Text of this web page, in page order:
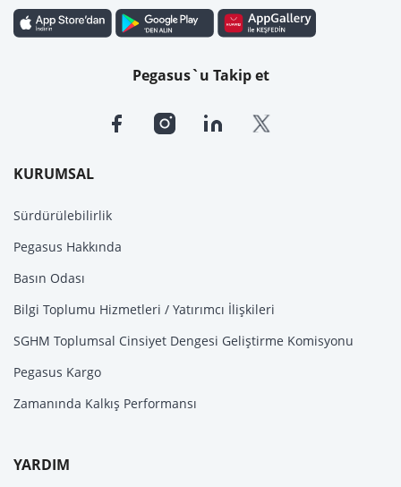
KURUMSAL
Sürdürülebilirlik
Pegasus Hakkında
Basın Odası
Bilgi Toplumu Hizmetleri / Yatırımcı İlişkileri
SGHM Toplumsal Cinsiyet Dengesi Geliştirme Komisyonu
Pegasus Kargo
Zamanında Kalkış Performansı
YARDIM
Pegasus`u Takip et